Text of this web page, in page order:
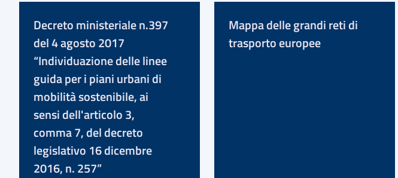
Decreto ministeriale n.397
del 4 agosto 2017
“Individuazione delle linee
guida per i piani urbani di
mobilità sostenibile, ai
sensi dell'articolo 3,
comma 7, del decreto
legislativo 16 dicembre
2016, n. 257”
Mappa delle grandi reti di
trasporto europee